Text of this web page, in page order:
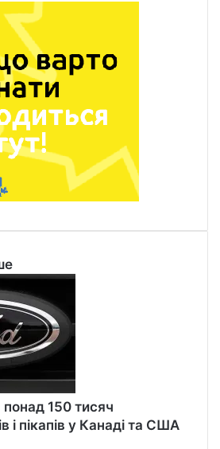
понад 150 тисяч
і пікапів у Канаді та США